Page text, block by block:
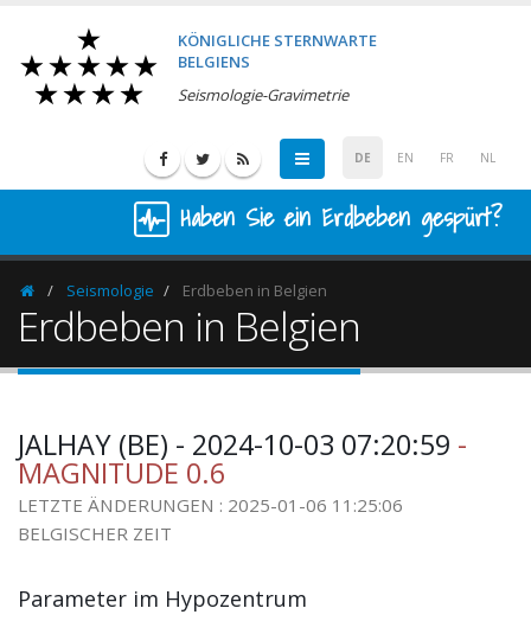
KÖNIGLICHE STERNWARTE
BELGIENS
Seismologie-Gravimetrie
DE EN FR NL
Haben Sie ein Erdbeben gespürt?
HomepageSeismologie Erdbeben in Belgien
Erdbeben in Belgien
JALHAY (BE) - 2024-10-03 07:20:59 -
MAGNITUDE 0.6
LETZTE ÄNDERUNGEN : 2025-01-06 11:25:06
BELGISCHER ZEIT
Parameter im Hypozentrum